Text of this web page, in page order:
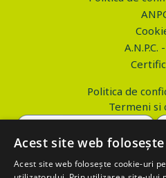
A.N.P.C.
Politica de
Termeni si
Copyright ©
Acest site web
Acest site web folosește cookie-uri